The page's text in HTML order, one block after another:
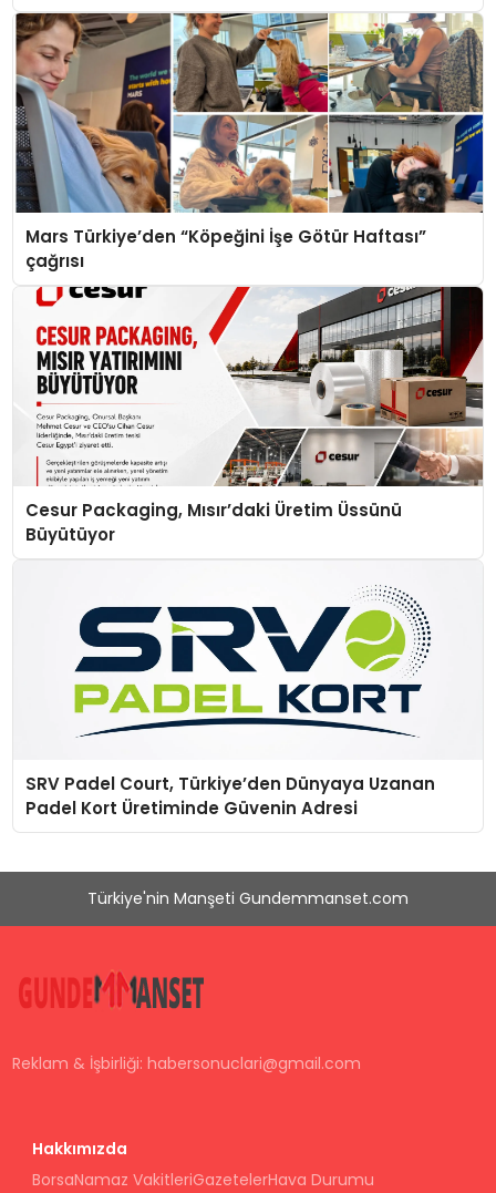
Mars Türkiye’den “Köpeğini İşe Götür Haftası”
çağrısı
Cesur Packaging, Mısır’daki Üretim Üssünü
Büyütüyor
SRV Padel Court, Türkiye’den Dünyaya Uzanan
Padel Kort Üretiminde Güvenin Adresi
Türkiye'nin Manşeti Gundemmanset.com
Reklam & İşbirliği:habersonuclari@gmail.com
Hakkımızda
BorsaNamaz VakitleriGazetelerHava Durumu